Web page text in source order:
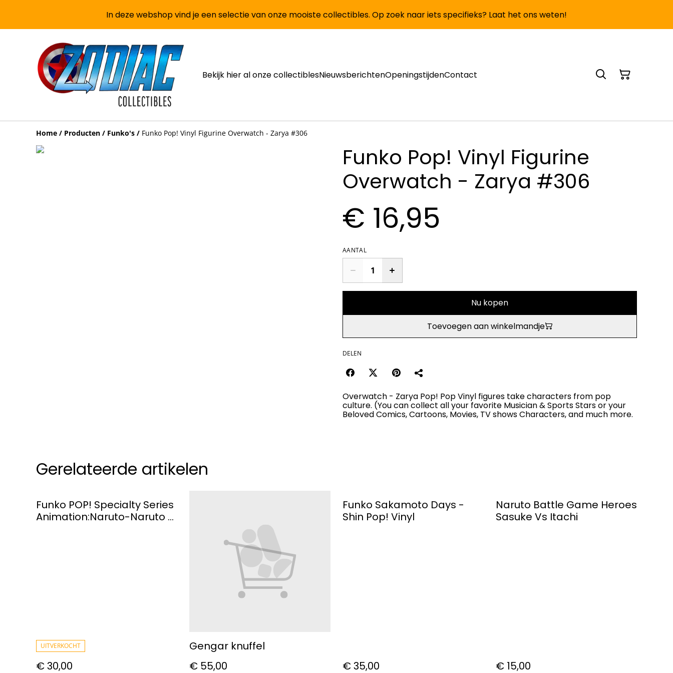
In deze webshop vind je een selectie van onze mooiste collectibles. Op zoek naar iets specifieks? Laat het ons weten!
Bekijk hier al onze collectiblesNieuwsberichtenOpeningstijdenContact
Home / Producten / Funko's / Funko Pop! Vinyl Figurine Overwatch - Zarya #306
Funko Pop! Vinyl Figurine
Overwatch - Zarya #306
€ 16,95
AANTAL
Nu kopen
Toevoegen aan winkelmandje
DELEN
Overwatch - Zarya Pop! Pop Vinyl figures take characters from pop
culture. (You can collect all your favorite Musician & Sports Stars or your
Beloved Comics, Cartoons, Movies, TV shows Characters, and much more.
Gerelateerde artikelen
Funko POP! Specialty Series
Animation:Naruto-Naruto 6
UITVERKOCHT
€ 30,00
Gengar knuffel
€ 55,00
Funko Sakamoto Days -
Shin Pop! Vinyl
€ 35,00
Naruto Battle Game Heroes
Sasuke Vs Itachi
€ 15,00